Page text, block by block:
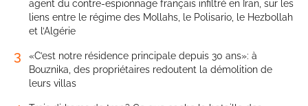
agent du contre-espionnage français infiltré en Iran, sur les
liens entre le régime des Mollahs, le Polisario, le Hezbollah
et l’Algérie
3
«C’est notre résidence principale depuis 30 ans»: à
Bouznika, des propriétaires redoutent la démolition de
leurs villas